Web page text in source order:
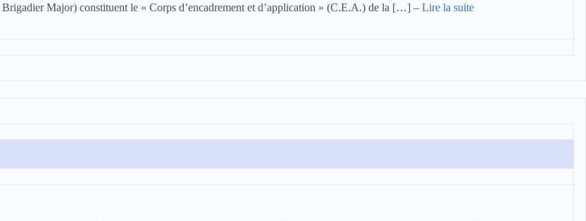
Major) constituent le « Corps d’encadrement et d’application » (C.E.A.) de la […] – Lire la suite